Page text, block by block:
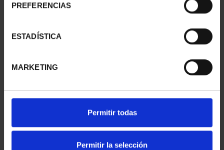
PREFERENCIAS
ESTADÍSTICA
MARKETING
Permitir todas
Permitir la selección
PROVINCIA 1
Sólo para usuarios
SUSCRIPCIÓN
CAPITALES DE
PROVINCIA 2
Sólo para usuarios
registrados